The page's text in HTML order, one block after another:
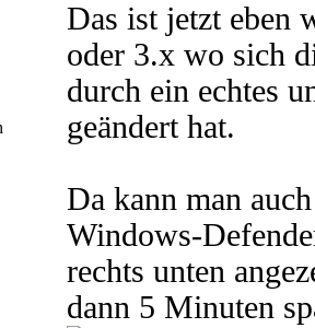
Das ist jetzt eben
oder 3.x wo sich
durch ein echtes
geändert hat.
Da kann man
Windows-
rechts unten
dann 5 Minuten